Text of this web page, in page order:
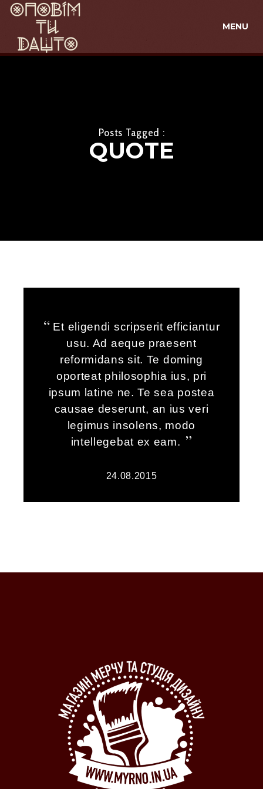
MENU
Posts Tagged :
QUOTE
Et eligendi scripserit efficiantur
usu. Ad aeque praesent
reformidans sit. Te doming
oporteat philosophia ius, pri
ipsum latine ne. Te sea postea
causae deserunt, an ius veri
legimus insolens, modo
intellegebat ex eam.
24.08.2015